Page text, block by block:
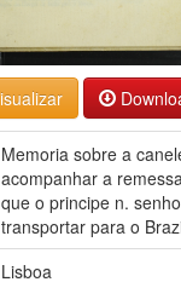
Memoria sobre a
acompanhar a
que o principe n.
transportar para o
Lisboa